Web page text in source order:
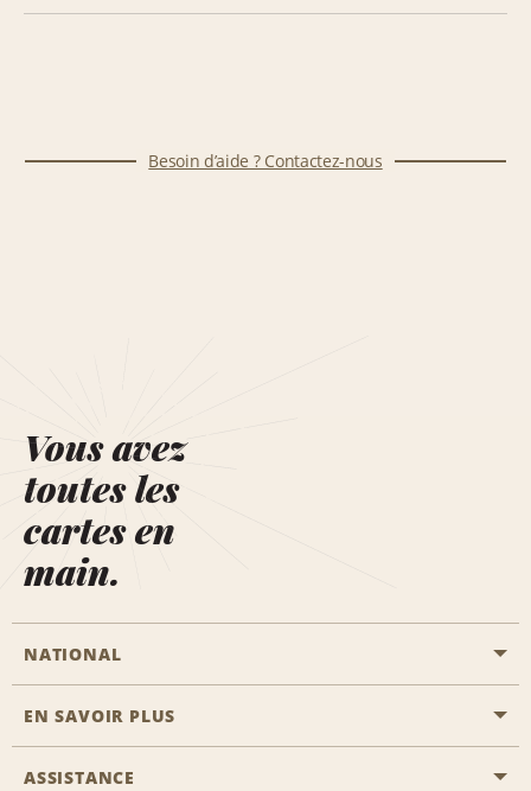
Besoin d’aide ? Contactez-nous
Vous avez
toutes les
cartes en
main.
NATIONAL
Passer une réservation
EN SAVOIR PLUS
Carrière
ASSISTANCE